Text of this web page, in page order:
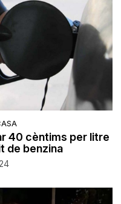
40 cèntims per litre
de benzina